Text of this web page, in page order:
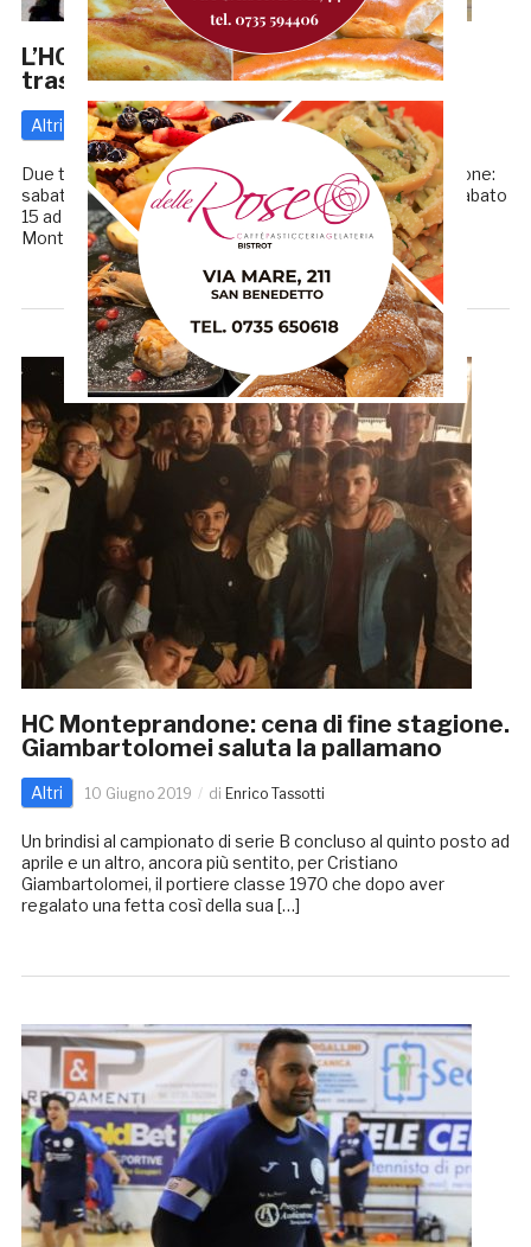
L’HC Monteprandone riparte dalla
trasferta contro il Guardiagrele
Altri 6 Febbraio 2020 diEnrico Tassotti
Due trasferte che valgono un pezzo grande così di stagione:
sabato 8 febbraio a Bucchianico contro Guardiagrele e sabato
15 ad Ancona con la capolista Cus. L’Handball Club
Monteprandone, che insieme a Chieti insegue a […]
HC Monteprandone: cena di fine stagione.
Giambartolomei saluta la pallamano
Altri 10 Giugno 2019 di Enrico Tassotti
Un brindisi al campionato di serie B concluso al quinto posto ad
aprile e un altro, ancora più sentito, per Cristiano
Giambartolomei, il portiere classe 1970 che dopo aver
regalato una fetta così della sua […]